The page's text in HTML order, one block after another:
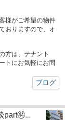
様がご希望の物件
おりますので、オ
方は、テナント
トにお気軽にお問
ブログ
part㊹...